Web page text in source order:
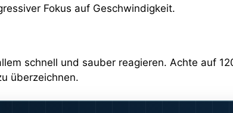
Fokus auf Geschwindigkeit.
schnell und sauber reagieren. Achte auf
überzeichnen.